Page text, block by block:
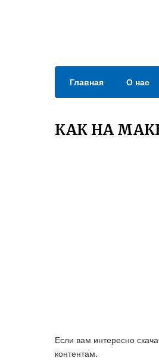
Главная О нас
КАК НА
Если вам интересно
контентам.